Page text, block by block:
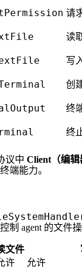
请
读
写
创
终
终
议中 Client（编辑
端能力。
控制 agent 的文件操
文件
许 允许